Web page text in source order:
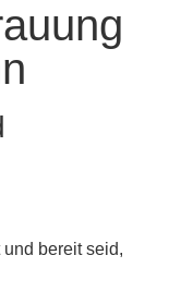
bereit seid,